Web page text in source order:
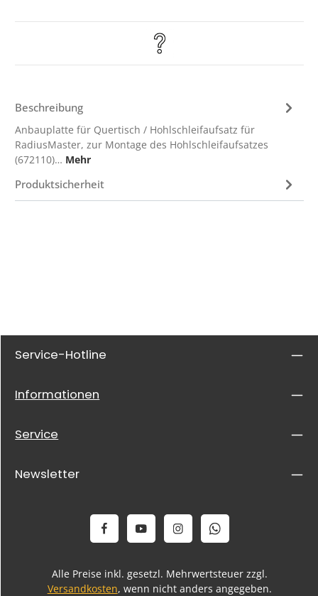
Beschreibung
Anbauplatte für Quertisch / Hohlschleifaufsatz für
RadiusMaster, zur Montage des Hohlschleifaufsatzes
(672110)… Mehr
Produktsicherheit
Service-Hotline
Informationen
Service
Newsletter
Alle Preise inkl. gesetzl. Mehrwertsteuer zzgl.
Versandkosten, wenn nicht anders angegeben.